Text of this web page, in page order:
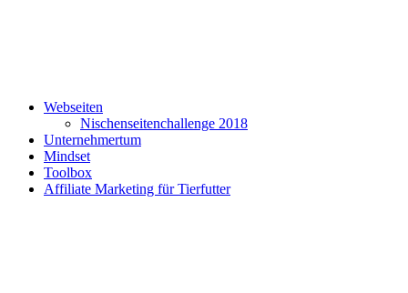
Webseiten
Nischenseitenchallenge 2018
Unternehmertum
Mindset
Toolbox
Affiliate Marketing für Tierfutter